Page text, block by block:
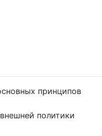
принципов
политики